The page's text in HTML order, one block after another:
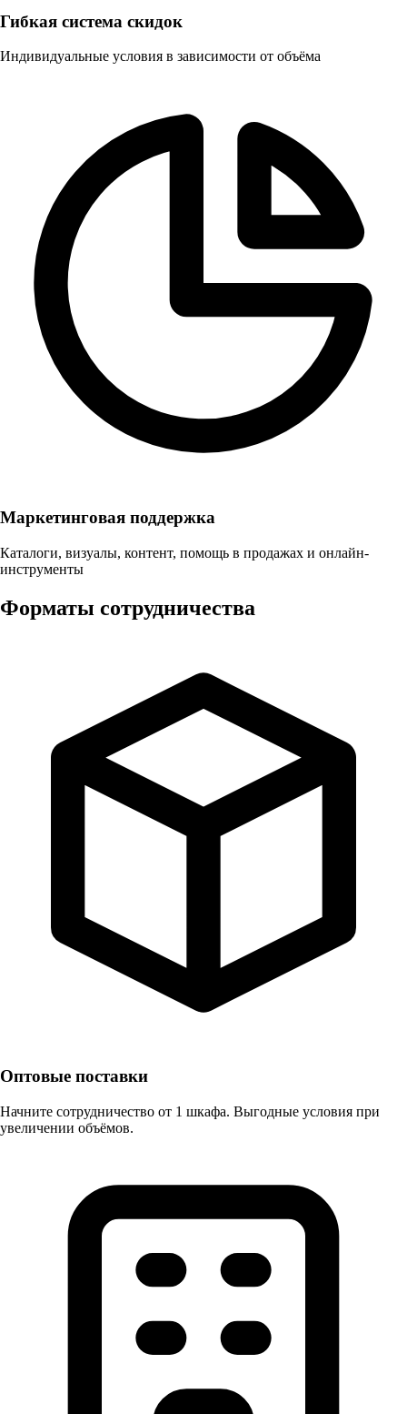
Гибкая система скидок
Индивидуальные условия в зависимости от объёма
Маркетинговая поддержка
Каталоги, визуалы, контент, помощь в продажах и онлайн-
инструменты
Форматы сотрудничества
Оптовые поставки
Начните сотрудничество от 1 шкафа. Выгодные условия при
увеличении объёмов.